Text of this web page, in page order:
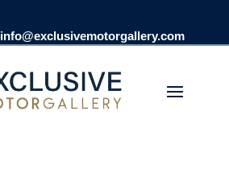
info@exclusivemotorgallery.com